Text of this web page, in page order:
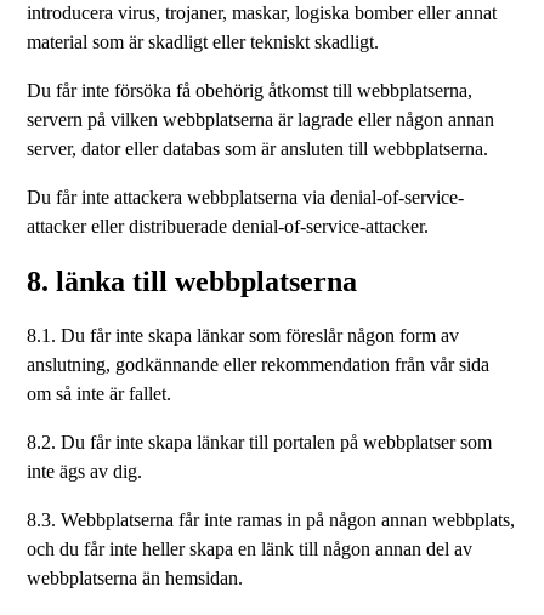
introducera virus, trojaner, maskar, logiska bomber eller annat
material som är skadligt eller tekniskt skadligt.
Du får inte försöka få obehörig åtkomst till webbplatserna,
servern på vilken webbplatserna är lagrade eller någon annan
server, dator eller databas som är ansluten till webbplatserna.
Du får inte attackera webbplatserna via denial-of-service-
attacker eller distribuerade denial-of-service-attacker.
8. länka till webbplatserna
8.1. Du får inte skapa länkar som föreslår någon form av
anslutning, godkännande eller rekommendation från vår sida
om så inte är fallet.
8.2. Du får inte skapa länkar till portalen på webbplatser som
inte ägs av dig.
8.3. Webbplatserna får inte ramas in på någon annan webbplats,
och du får inte heller skapa en länk till någon annan del av
webbplatserna än hemsidan.